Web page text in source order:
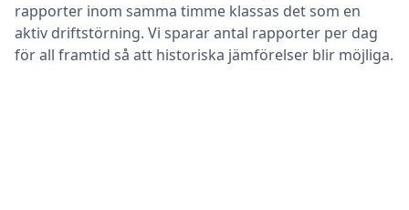
rapporter inom samma timme klassas det som en
aktiv driftstörning. Vi sparar antal rapporter per dag
för all framtid så att historiska jämförelser blir möjliga.